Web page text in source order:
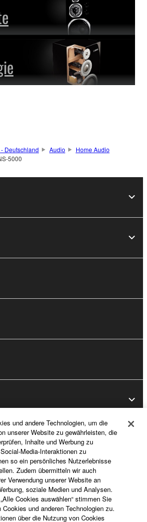
Deutschland Audio
Home Audio
5000
Music ID“
und andere Technologien, um die
unserer Website zu gewährleisten, die
Inhalte und Werbung zu
Media-Interaktionen zu
so ein persönliches Nutzerlebnisse
Zudem übermitteln wir auch
Verwendung unserer Website an
soziale Medien und Analysen.
Cookies auswählen“ stimmen Sie
Cookies und anderen Technologien zu.
über die Nutzung von Cookies